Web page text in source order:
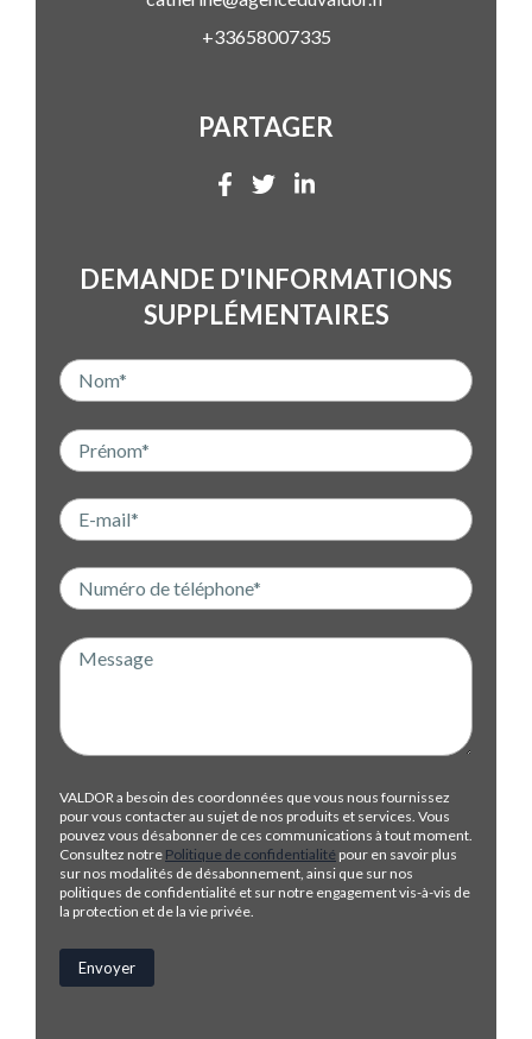
+33658007335
PARTAGER
DEMANDE D'INFORMATIONS
SUPPLÉMENTAIRES
VALDOR a besoin des coordonnées que vous nous fournissez
pour vous contacter au sujet de nos produits et services. Vous
pouvez vous désabonner de ces communications à tout moment.
Consultez notre Politique de confidentialité pour en savoir plus
sur nos modalités de désabonnement, ainsi que sur nos
politiques de confidentialité et sur notre engagement vis-à-vis de
la protection et de la vie privée.